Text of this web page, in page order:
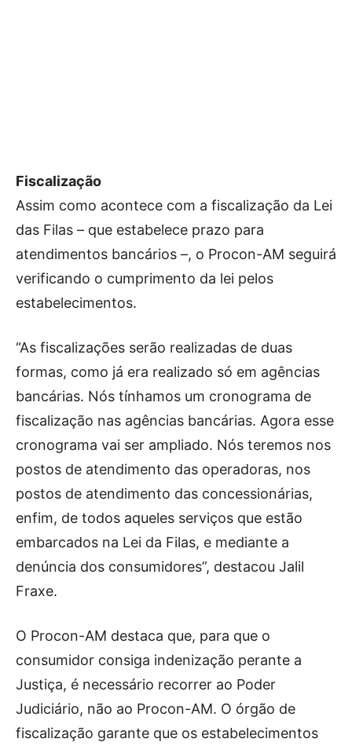
Fiscalização
Assim como acontece com a fiscalização da Lei
das Filas – que estabelece prazo para
atendimentos bancários –, o Procon-AM seguirá
verificando o cumprimento da lei pelos
estabelecimentos.
“As fiscalizações serão realizadas de duas
formas, como já era realizado só em agências
bancárias. Nós tínhamos um cronograma de
fiscalização nas agências bancárias. Agora esse
cronograma vai ser ampliado. Nós teremos nos
postos de atendimento das operadoras, nos
postos de atendimento das concessionárias,
enfim, de todos aqueles serviços que estão
embarcados na Lei da Filas, e mediante a
denúncia dos consumidores”, destacou Jalil
Fraxe.
O Procon-AM destaca que, para que o
consumidor consiga indenização perante a
Justiça, é necessário recorrer ao Poder
Judiciário, não ao Procon-AM. O órgão de
fiscalização garante que os estabelecimentos